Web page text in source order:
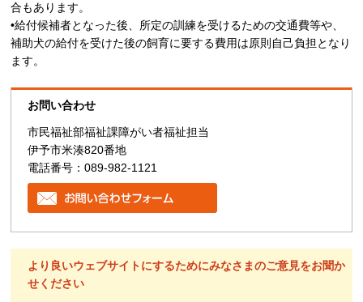
合もあります。
•給付候補者となった後、所定の訓練を受けるための交通費等や、
補助犬の給付を受けた後の飼育に要する費用は原則自己負担となり
ます。
お問い合わせ
市民福祉部福祉課障がい者福祉担当
伊予市米湊820番地
電話番号：089-982-1121
より良いウェブサイトにするためにみなさまのご意見をお聞か
せください